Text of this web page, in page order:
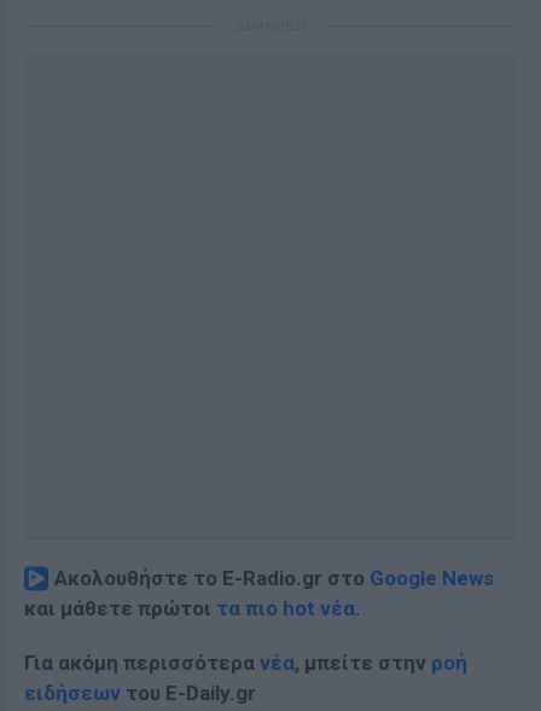
Ακολουθήστε το E-Radio.gr στο Google News
και μάθετε πρώτοι τα πιο hot νέα.
Για ακόμη περισσότερα νέα, μπείτε στην ροή
ειδήσεων του E-Daily.gr